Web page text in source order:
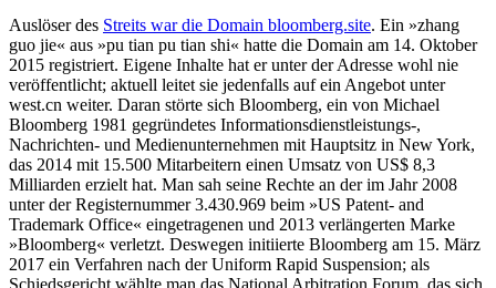
Auslöser des Streits war die Domain bloomberg.site. Ein »zhang
guo jie« aus »pu tian pu tian shi« hatte die Domain am 14. Oktober
2015 registriert. Eigene Inhalte hat er unter der Adresse wohl nie
veröffentlicht; aktuell leitet sie jedenfalls auf ein Angebot unter
west.cn weiter. Daran störte sich Bloomberg, ein von Michael
Bloomberg 1981 gegründetes Informationsdienstleistungs-,
Nachrichten- und Medienunternehmen mit Hauptsitz in New York,
das 2014 mit 15.500 Mitarbeitern einen Umsatz von US$ 8,3
Milliarden erzielt hat. Man sah seine Rechte an der im Jahr 2008
unter der Registernummer 3.430.969 beim »US Patent- and
Trademark Office« eingetragenen und 2013 verlängerten Marke
»Bloomberg« verletzt. Deswegen initiierte Bloomberg am 15. März
2017 ein Verfahren nach der Uniform Rapid Suspension; als
Schiedsgericht wählte man das National Arbitration Forum, das sich